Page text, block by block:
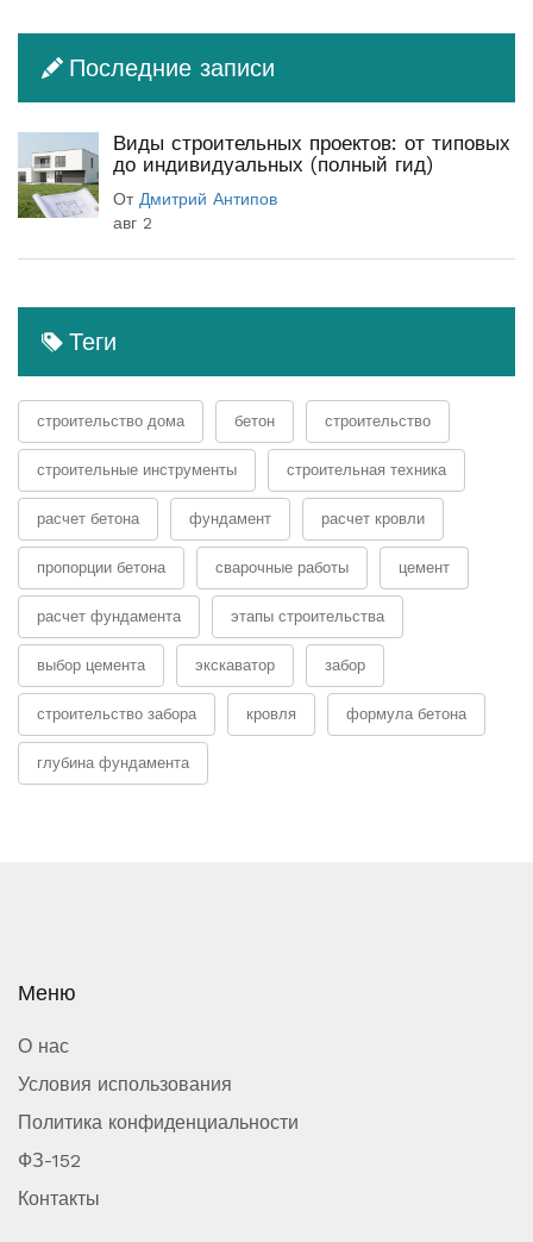
Последние записи
Виды строительных проектов: от типовых
до индивидуальных (полный гид)
От Дмитрий Антипов
авг 2
Теги
строительство дома бетон строительство
строительные инструменты строительная техника
расчет бетона фундамент расчет кровли
пропорции бетона сварочные работы цемент
расчет фундамента этапы строительства
выбор цемента экскаватор забор
строительство забора кровля формула бетона
глубина фундамента
Меню
О нас
Условия использования
Политика конфиденциальности
ФЗ-152
Контакты